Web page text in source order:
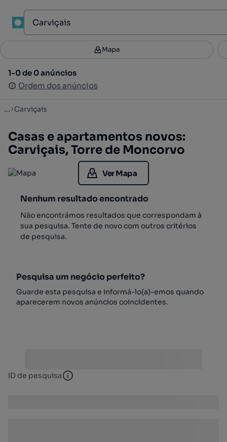
Filtros 2
1-0 de 0 anúncios
Ordem dos anúncios
Mapa
1-0 de 0 anúncios
Ordem dos anúncios
... Carviçais
Casas e apartamentos novos:
Carviçais, Torre de Moncorvo
Ver Mapa
Nenhum resultado encontrado
Não encontrámos resultados que correspondam à
sua pesquisa. Tente de novo com outros critérios
de pesquisa.
Pesquisa um negócio perfeito?
Guarde esta pesquisa e informá-lo(a)-emos quando
aparecerem novos anúncios coincidentes.
ID de pesquisa ID de pesquisa